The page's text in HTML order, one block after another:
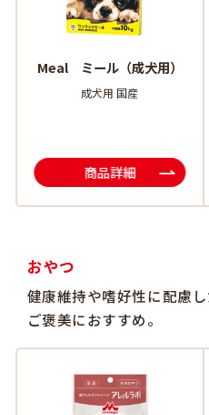
Meal ミール（成犬用）
成犬用 国産
商品詳細
おやつ
健康維持や嗜好性に配慮
ご褒美におすすめ。